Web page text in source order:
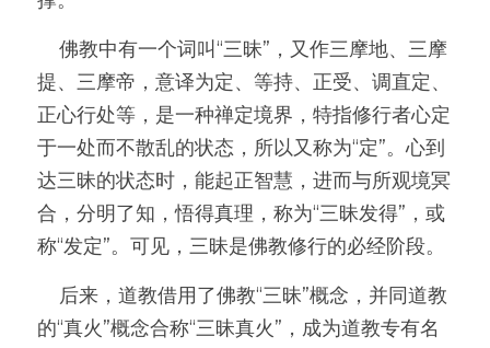
提、三摩帝，意译为定、等持、正受、调直定、
正心行处等，是一种禅定境界，特指修行者心定
于一处而不散乱的状态，所以又称为“定”。心到
达三昧的状态时，能起正智慧，进而与所观境冥
合，分明了知，悟得真理，称为“三昧发得”，或
称“发定”。可见，三昧是佛教修行的必经阶段。
的“真火”概念合称“三昧真火”，成为道教专有名